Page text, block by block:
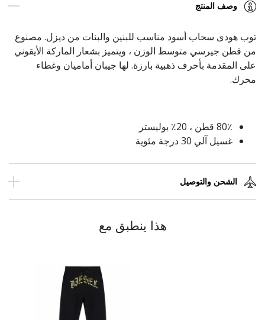
وصف المنتج
توب هودى سحاب أسود مناسب للبنين والبنات من ديزل. مصنوع
من قطن جيرسي متوسط الوزن ، ويتميز بشعار الماركة الأيقوني
على المقدمة بأحرف ذهبية بارزة. لها جيبان أماميان وغطاء
محرك.
80٪ قطن ، 20٪ بوليستر
غسيل آلي 30 درجة مئوية
الشحن والتوصيل
هذا ينطبق مع